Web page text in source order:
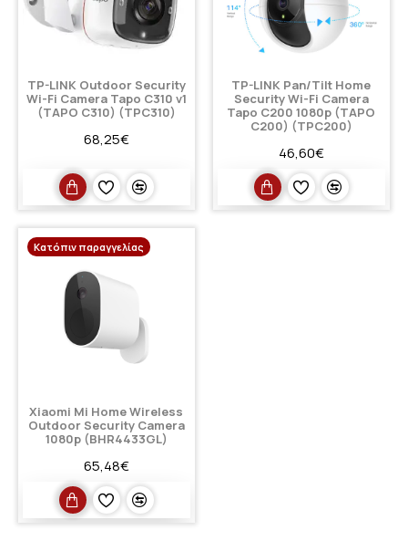
TP-LINK Outdoor Security
Wi-Fi Camera Tapo C310 v1
(TAPO C310) (TPC310)
68,25€
TP-LINK Pan/Tilt Home
Security Wi-Fi Camera
Tapo C200 1080p (TAPO
C200) (TPC200)
46,60€
Κατόπιν παραγγελίας
Xiaomi Mi Home Wireless
Outdoor Security Camera
1080p (BHR4433GL)
65,48€